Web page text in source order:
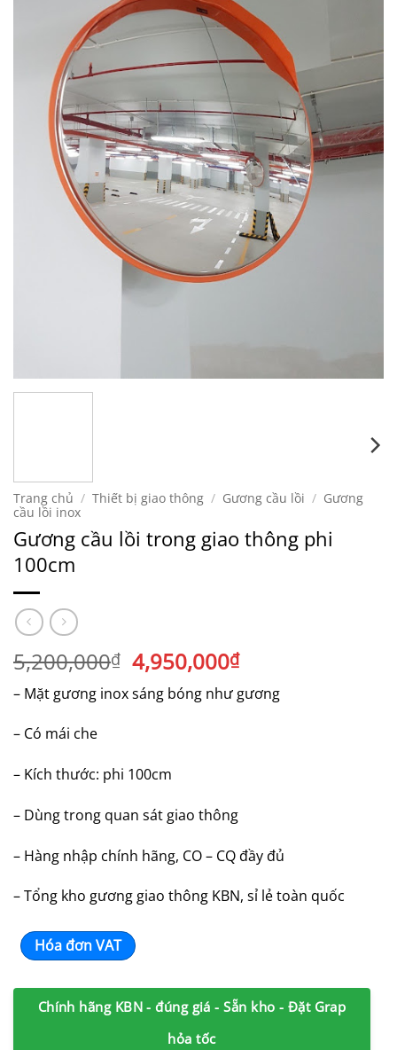
Trang chủ / Thiết bị giao thông / Gương cầu lồi / Gương
cầu lồi inox
Gương cầu lồi trong giao thông phi
100cm
5,200,000₫ Giá
gốc
là:
4,950,000₫Giá
tại
– Mặt gương inox sáng bóng như gương
– Có mái che
– Kích thước: phi 100cm
– Dùng trong quan sát giao thông
– Hàng nhập chính hãng, CO – CQ đầy đủ
– Tổng kho gương giao thông KBN, sỉ lẻ toàn quốc
Hóa đơn VAT
Chính hãng KBN - đúng giá - Sẵn kho - Đặt Grap
hỏa tốc